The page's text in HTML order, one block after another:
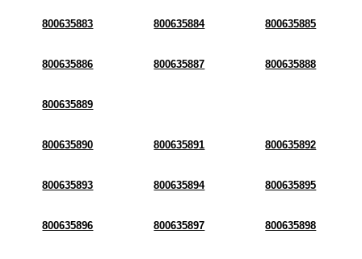
800635883 800635884 800635885
800635886 800635887 800635888
800635889
800635890 800635891 800635892
800635893 800635894 800635895
800635896 800635897 800635898